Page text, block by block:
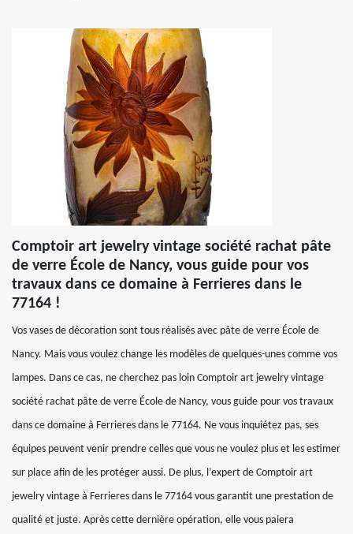
Comptoir art jewelry vintage société rachat pâte
de verre École de Nancy, vous guide pour vos
travaux dans ce domaine à Ferrieres dans le
77164 !
Vos vases de décoration sont tous réalisés avec pâte de verre École de
Nancy. Mais vous voulez change les modèles de quelques-unes comme vos
lampes. Dans ce cas, ne cherchez pas loin Comptoir art jewelry vintage
société rachat pâte de verre École de Nancy, vous guide pour vos travaux
dans ce domaine à Ferrieres dans le 77164. Ne vous inquiétez pas, ses
équipes peuvent venir prendre celles que vous ne voulez plus et les estimer
sur place afin de les protéger aussi. De plus, l’expert de Comptoir art
jewelry vintage à Ferrieres dans le 77164 vous garantit une prestation de
qualité et juste. Après cette dernière opération, elle vous paiera